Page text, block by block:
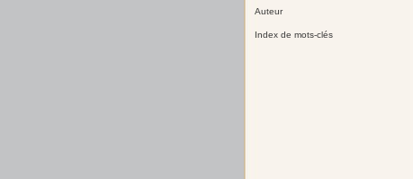
Auteur
Index de mots-clés